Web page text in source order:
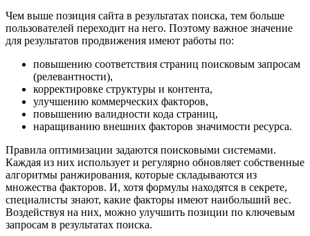
Чем выше позиция сайта в результатах поиска, тем больше
пользователей переходит на него. Поэтому важное значение
для результатов продвижения имеют работы по:
повышению соответствия страниц поисковым запросам
(релевантности),
корректировке структуры и контента,
улучшению коммерческих факторов,
повышению валидности кода страниц,
наращиванию внешних факторов значимости ресурса.
Правила оптимизации задаются поисковыми системами.
Каждая из них использует и регулярно обновляет собственные
алгоритмы ранжирования, которые складываются из
множества факторов. И, хотя формулы находятся в секрете,
специалисты знают, какие факторы имеют наибольший вес.
Воздействуя на них, можно улучшить позиции по ключевым
запросам в результатах поиска.